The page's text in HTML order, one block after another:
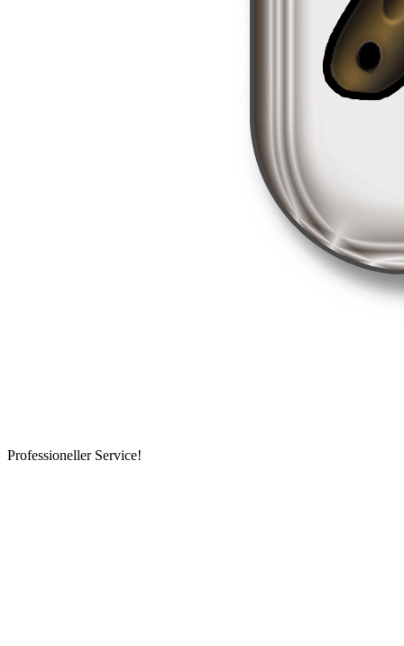
Professioneller Service!